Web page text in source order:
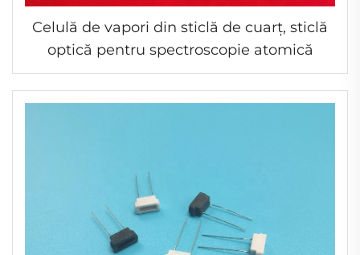
Celulă de vapori din sticlă de cuarț, sticlă
optică pentru spectroscopie atomică